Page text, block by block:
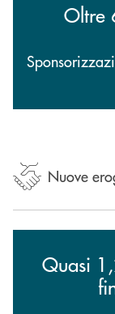
Oltre
Nuove
Quasi